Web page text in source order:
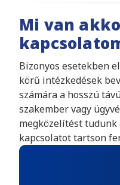
Mi van
Bizonyos esetekben
körű intézkedések
számára a hosszú
szakember vagy
megközelítést
kapcsolatot tartson